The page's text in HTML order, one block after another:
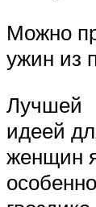
Можно
ужин из
Лучшей
идеей
женщин
особенно